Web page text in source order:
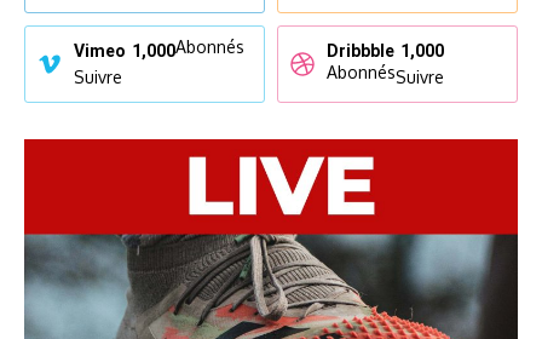
Vimeo 1,000Abonnés
Suivre
Dribbble 1,000
AbonnésSuivre